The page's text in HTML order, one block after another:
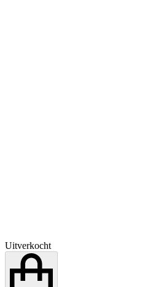
Uitverkocht